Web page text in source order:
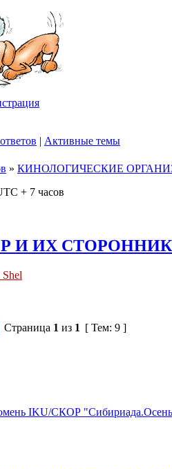
| Активные темы
» КИНОЛОГИЧЕСКИЕ
+ 7 часов
И ИХ
Страница 1 из 1 [ Тем: 9 ]
IKU/СКОР